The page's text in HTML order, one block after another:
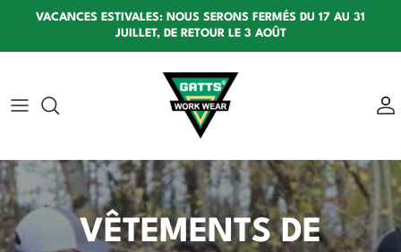
Aller au contenu
VACANCES ESTIVALES: NOUS SERONS FERMÉS DU 17 AU 31
JUILLET, DE RETOUR LE 3 AOÛT
VÊTEMENTS DE